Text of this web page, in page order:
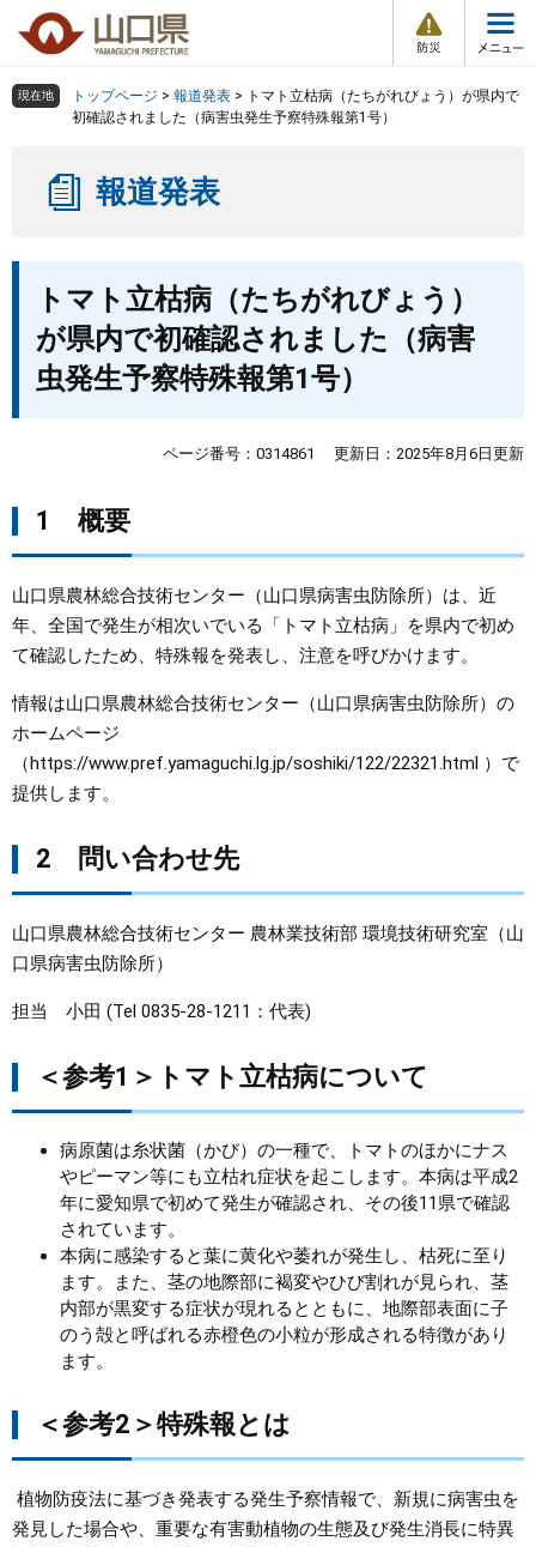
の
ー
情
報
メ
ュ
組織で探す
くらし・環境
健康・福祉
教育・文化・スポーツ
しごと・産業・観光
まちづくり
県政情報
検索の仕方 組織で探す
現在地 トップページ > 報道発表 > トマト立枯病（たちがれびょう）が県内で
初確認されました（病害虫発生予察特殊報第1号）
報道発表
トマト立枯病（たちがれびょう）
が県内で初確認されました（病害
虫発生予察特殊報第1号）
ページ番号：0314861 更新日：2025年8月6日更新
1 概要
山口県農林総合技術センター（山口県病害虫防除所）は、近
年、全国で発生が相次いでいる「トマト立枯病」を県内で初め
て確認したため、特殊報を発表し、注意を呼びかけます。
情報は山口県農林総合技術センター（山口県病害虫防除所）の
ホームページ
（https://www.pref.yamaguchi.lg.jp/soshiki/122/22321.html ）で
提供します。​
2 問い合わせ先
山口県農林総合技術センター 農林業技術部 環境技術研究室（山
口県病害虫防除所）
担当 小田 (Tel 0835-28-1211：代表)
＜参考1＞トマト立枯病について
病原菌は糸状菌（かび）の一種で、トマトのほかにナス
やピーマン等にも立枯れ症状を起こします。本病は平成2
年に愛知県で初めて発生が確認され、その後11県で確認
されています。
本病に感染すると葉に黄化や萎れが発生し、枯死に至り
ます。また、茎の地際部に褐変やひび割れが見られ、茎
内部が黒変する症状が現れるとともに、地際部表面に子
のう殻と呼ばれる赤橙色の小粒が形成される特徴があり
ます。
＜参考2＞特殊報とは
植物防疫法に基づき発表する発生予察情報で、新規に病害虫を
発見した場合や、重要な有害動植物の生態及び発生消長に特異